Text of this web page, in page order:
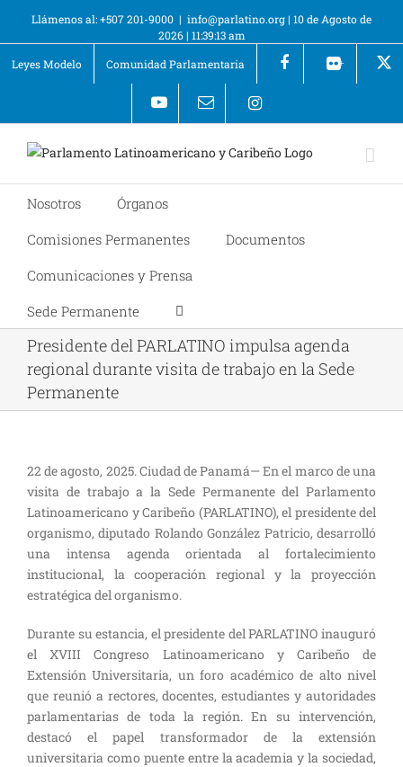
Llámenos al: +507 201-9000 | info@parlatino.org| 10 de Agosto de
2026 | 11:39:13 am
Leyes Modelo
Comunidad Parlamentaria +
Nosotros
Órganos
Comisiones Permanentes
Documentos
Comunicaciones y Prensa
Sede Permanente
Presidente del PARLATINO impulsa agenda
regional durante visita de trabajo en la Sede
Permanente
22 de agosto, 2025. Ciudad de Panamá— En el marco de una
visita de trabajo a la Sede Permanente del Parlamento
Latinoamericano y Caribeño (PARLATINO), el presidente del
organismo, diputado Rolando González Patricio, desarrolló
una intensa agenda orientada al fortalecimiento
institucional, la cooperación regional y la proyección
estratégica del organismo.
Durante su estancia, el presidente del PARLATINO inauguró
el XVIII Congreso Latinoamericano y Caribeño de
Extensión Universitaria, un foro académico de alto nivel
que reunió a rectores, docentes, estudiantes y autoridades
parlamentarias de toda la región. En su intervención,
destacó el papel transformador de la extensión
universitaria como puente entre la academia y la sociedad,